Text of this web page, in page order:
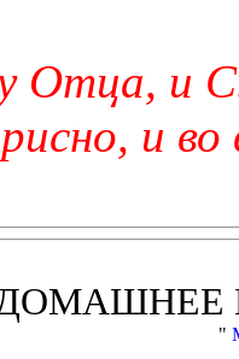
Отца, и
и во
"